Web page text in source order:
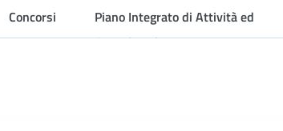
Concorsi
Piano Integrato di Attività ed
Organizzazione